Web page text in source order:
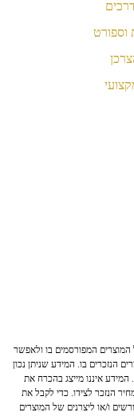
וספורט
המפורסמים בו ולאפשר
הנזכרים בו. המידע שניתן נכון
איננו מייצג בהכרח את
הנזכר לצידו. כדי לקבל את
ו/או ליצרנים של המוצרים